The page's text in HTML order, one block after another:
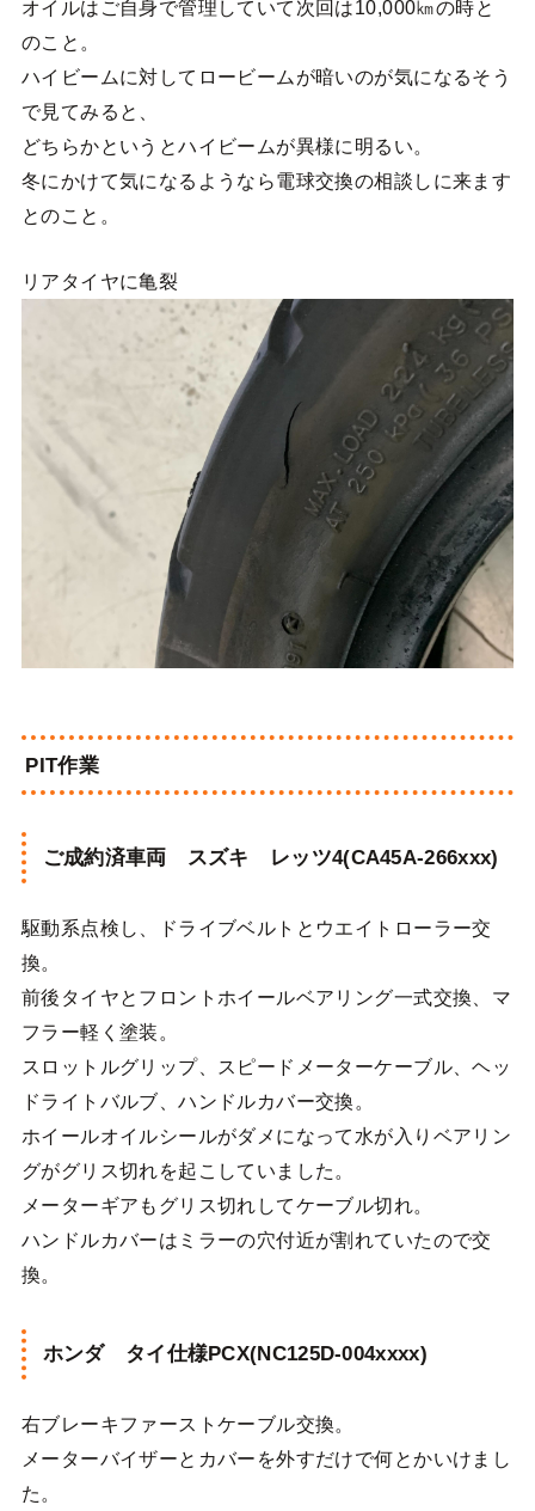
オイルはご自身で管理していて次回は10,000㎞の時と
のこと。
ハイビームに対してロービームが暗いのが気になるそう
で見てみると、
どちらかというとハイビームが異様に明るい。
冬にかけて気になるようなら電球交換の相談しに来ます
とのこと。
リアタイヤに亀裂
PIT作業
ご成約済車両 スズキ レッツ4(CA45A-266xxx)
駆動系点検し、ドライブベルトとウエイトローラー交
換。
前後タイヤとフロントホイールベアリング一式交換、マ
フラー軽く塗装。
スロットルグリップ、スピードメーターケーブル、ヘッ
ドライトバルブ、ハンドルカバー交換。
ホイールオイルシールがダメになって水が入りベアリン
グがグリス切れを起こしていました。
メーターギアもグリス切れしてケーブル切れ。
ハンドルカバーはミラーの穴付近が割れていたので交
換。
ホンダ タイ仕様PCX(NC125D-004xxxx)
右ブレーキファーストケーブル交換。
メーターバイザーとカバーを外すだけで何とかいけまし
た。